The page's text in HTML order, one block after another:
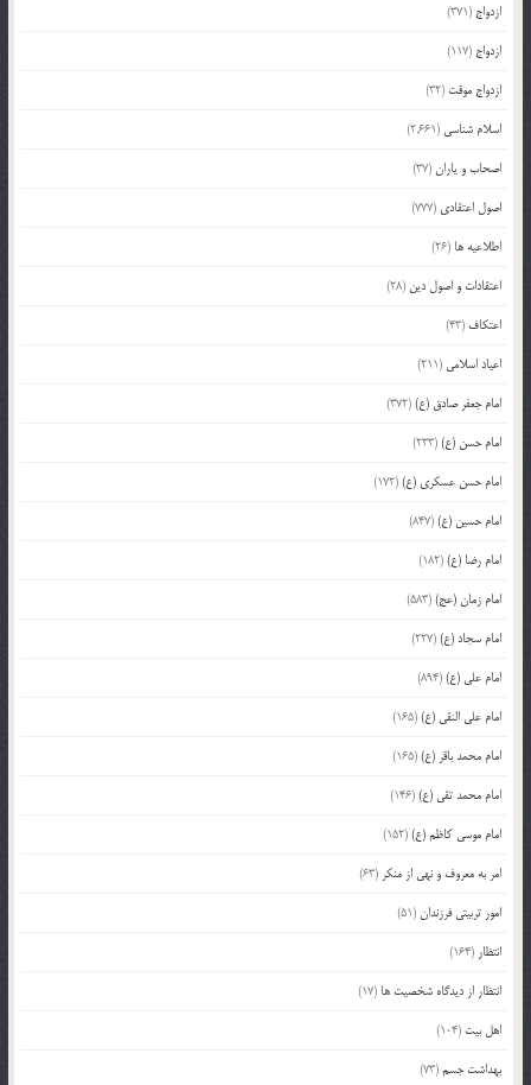
ازدواج (371)
ازدواج (117)
ازدواج موقت (32)
اسلام شناسی (2,661)
اصحاب و یاران(37)
اصول اعتقادی (777)
اطلاعیه ها (26)
اعتقادات و اصول دین (28)
اعتکاف (43)
اعیاد اسلامی (211)
امام جعفر صادق (ع)(372)
امام حسن (ع)(233)
امام حسن عسکری (ع)(172)
امام حسین (ع)(847)
امام رضا (ع)(182)
امام زمان (عج)(583)
امام سجاد (ع)(227)
امام علی (ع)(894)
امام علی النقی (ع)(165)
امام محمد باقر (ع)(165)
امام محمد تقی (ع)(146)
امام موسی کاظم (ع)(152)
امر به معروف و نهی از منکر (63)
امور تربیتی فرزندان(51)
انتظار (164)
انتظار از دیدگاه شخصیت ها (17)
اهل بیت (104)
بهداشت جسم(73)